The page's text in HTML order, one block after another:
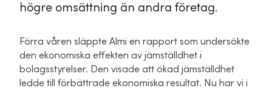
högre omsättning än andra företag.
Förra våren släppte Almi en rapport som undersökte
den ekonomiska effekten av jämställdhet i
bolagsstyrelser. Den visade att ökad jämställdhet
ledde till förbättrade ekonomiska resultat. Nu har vi i